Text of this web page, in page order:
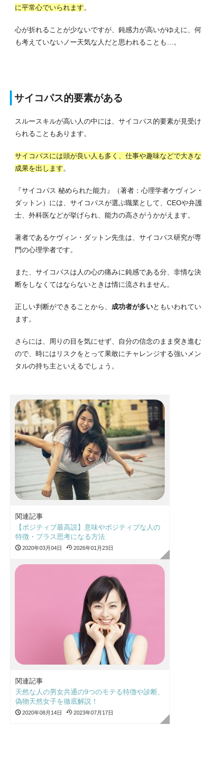
に平常心でいられます。
心が折れることが少ないですが、鈍感力が高いがゆえに、何
も考えていないノー天気な人だと思われることも…。
サイコパス的要素がある
スルースキルが高い人の中には、サイコパス的要素が見受け
られることもあります。
サイコパスには頭が良い人も多く、仕事や趣味などで大きな
成果を出します。
『サイコパス 秘められた能力』（著者：心理学者ケヴィン・
ダットン）には、サイコパスが選ぶ職業として、CEOや弁護
士、外科医などが挙げられ、能力の高さがうかがえます。
著者であるケヴィン・ダットン先生は、サイコパス研究が専
門の心理学者です。
また、サイコパスは人の心の痛みに鈍感である分、非情な決
断をしなくてはならないときは情に流されません。
正しい判断ができることから、 成功者が多いともいわれてい
ます。
さらには、周りの目を気にせず、自分の信念のまま突き進む
ので、時にはリスクをとって果敢にチャレンジする強いメン
タルの持ち主といえるでしょう。
関連記事
【ポジティブ最高説】意味やポジティブな人の
特徴・プラス思考になる方法
2020年03月04日 2026年01月23日
関連記事
天然な人の男女共通の9つのモテる特徴や診断、
偽物天然女子を徹底解説！
2020年08月14日 2023年07月17日